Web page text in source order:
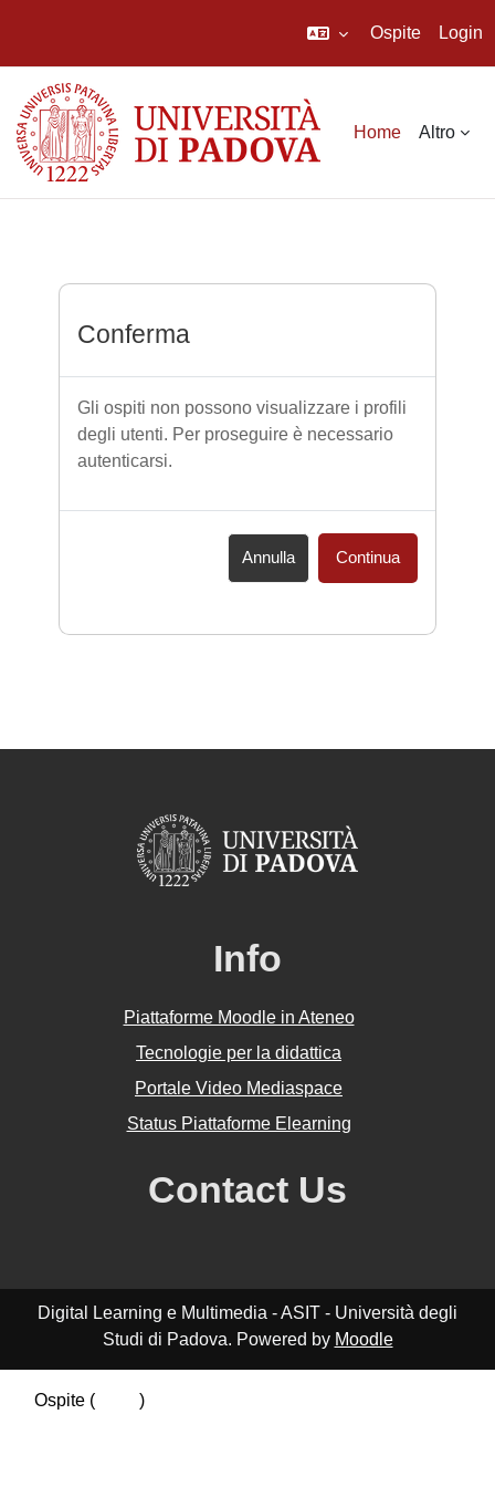
Ospite Login
Home Altro
Conferma
Gli ospiti non possono visualizzare i profili
degli utenti. Per proseguire è necessario
autenticarsi.
Annulla Continua
Info
Piattaforme Moodle in Ateneo
Tecnologie per la didattica
Portale Video Mediaspace
Status Piattaforme Elearning
Contact Us
Digital Learning e Multimedia - ASIT - Università degli
Studi di Padova. Powered by Moodle
Ospite (
)